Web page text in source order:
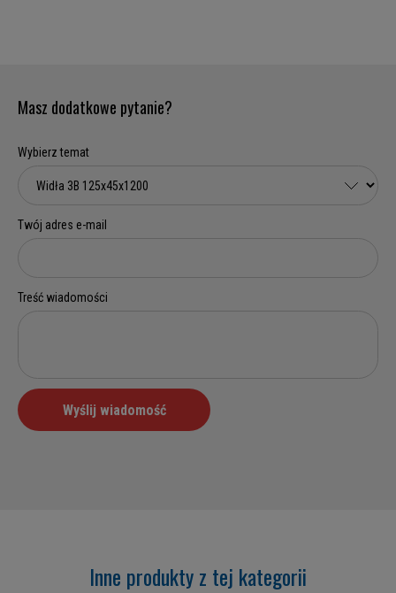
Masz dodatkowe pytanie?
Inne produkty z tej kategorii